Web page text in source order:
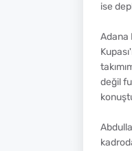
ise
Adana
değil